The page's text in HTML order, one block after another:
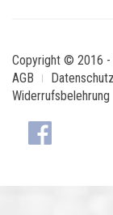
Copyright © 2016 -
AGB
Widerrufsbelehrung